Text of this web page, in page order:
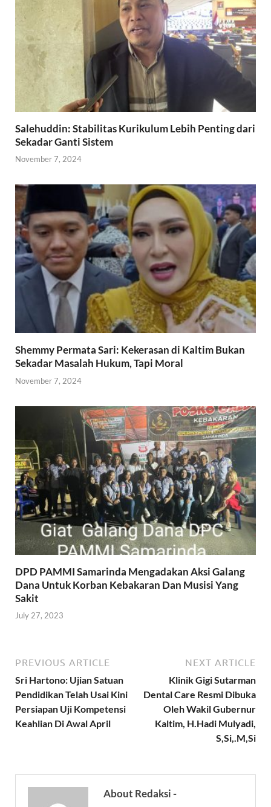
Salehuddin: Stabilitas Kurikulum Lebih Penting dari
Sekadar Ganti Sistem
November 7, 2024
Shemmy Permata Sari: Kekerasan di Kaltim Bukan
Sekadar Masalah Hukum, Tapi Moral
November 7, 2024
DPD PAMMI Samarinda Mengadakan Aksi Galang
Dana Untuk Korban Kebakaran Dan Musisi Yang
Sakit
July 27, 2023
PREVIOUS ARTICLE
Sri Hartono: Ujian Satuan
Pendidikan Telah Usai Kini
Persiapan Uji Kompetensi
Keahlian Di Awal April
NEXT ARTICLE
Klinik Gigi Sutarman
Dental Care Resmi Dibuka
Oleh Wakil Gubernur
Kaltim, H.Hadi Mulyadi,
S,Si,.M,Si
About Redaksi -